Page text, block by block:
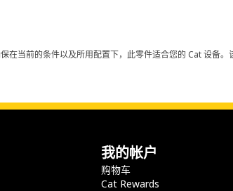
当前的条件以及所用配置下，此零件适合您的 Cat 设备。
我的帐户
购物车
Cat Rewards